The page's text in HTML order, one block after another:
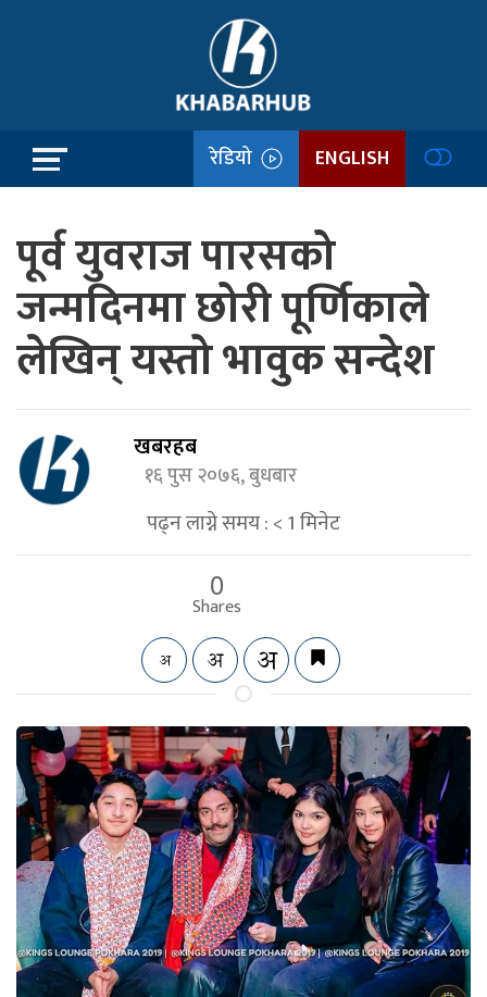
रेडियो ENGLISH
पूर्व युवराज पारसको
जन्मदिनमा छोरी पूर्णिकाले
लेखिन् यस्तो भावुक सन्देश
खबरहब
१६ पुस २०७६, बुधबार
पढ्न लाग्ने समय :< 1मिनेट
0
Shares